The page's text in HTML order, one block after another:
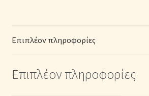
Γεωμετρικό
Επιπλέον πληροφορίες
Επιπλέον πληροφορίες